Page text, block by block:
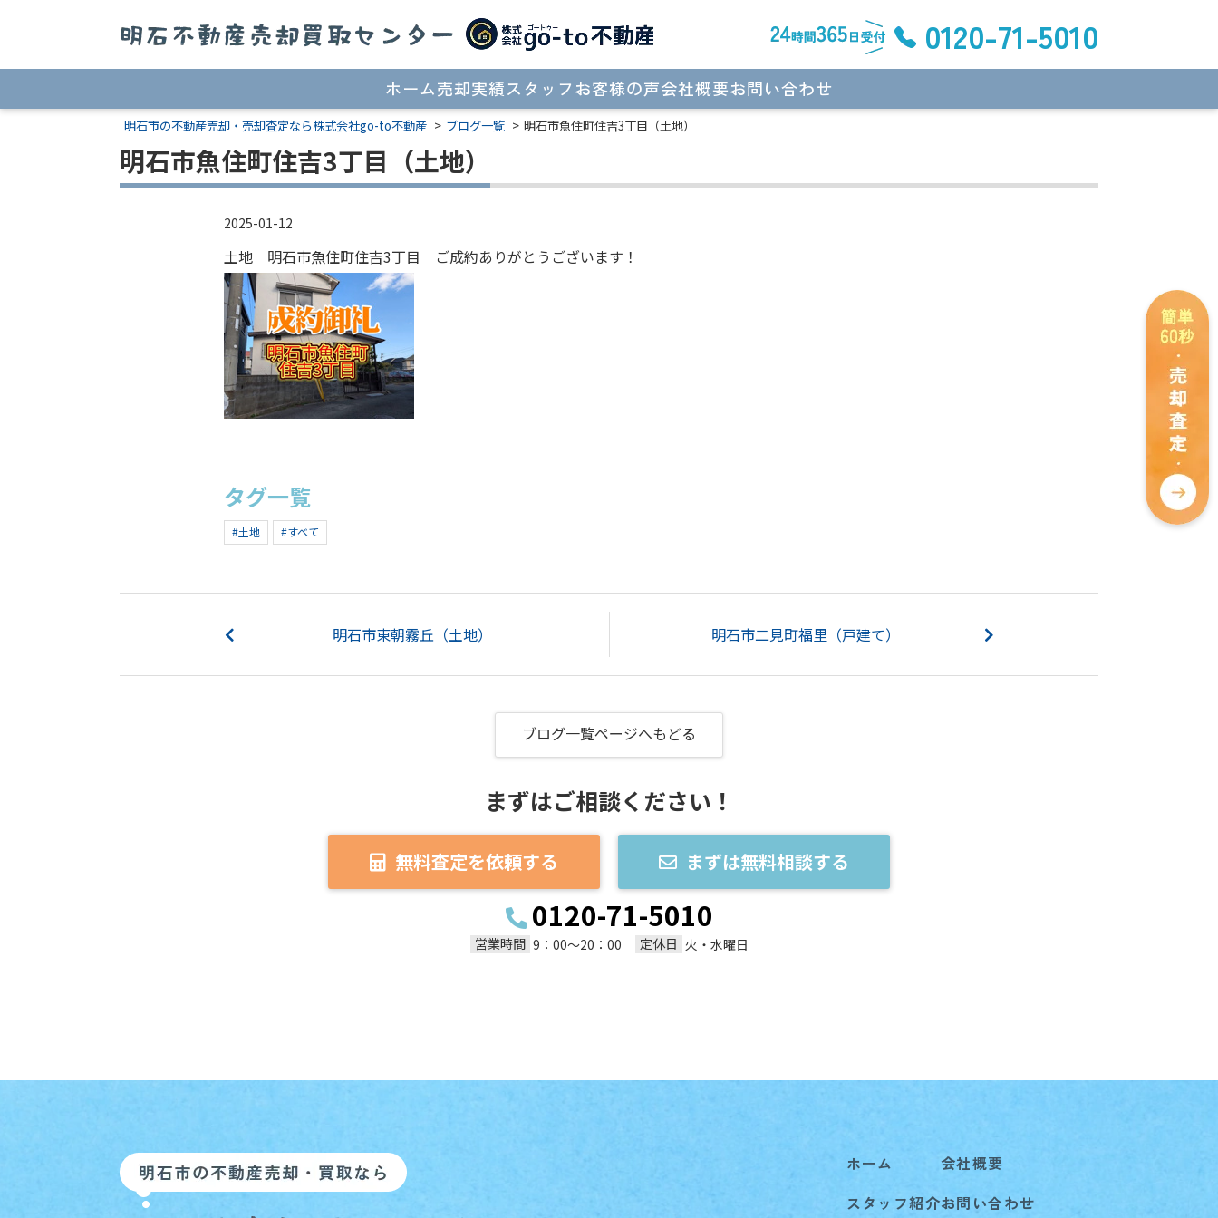
0120-71-5010
ホーム売却実績スタッフお客様の声会社概要お問い合わせ
明石市の不動産売却・売却査定なら株式会社go-to不動産 ブログ一覧 明石市魚住町住吉3丁目（土地）
明石市魚住町住吉3丁目（土地）
2025-01-12
土地 明石市魚住町住吉3丁目 ご成約ありがとうございます！
タグ一覧
#土地 #すべて
明石市東朝霧丘（土地） 明石市二見町福里（戸建て）
ブログ一覧ページへもどる
まずはご相談ください！
無料査定を依頼する まずは無料相談する
0120-71-5010
営業時間 9：00～20：00 定休日 火・水曜日
ホーム
スタッフ紹介
会社概要
お問い合わせ